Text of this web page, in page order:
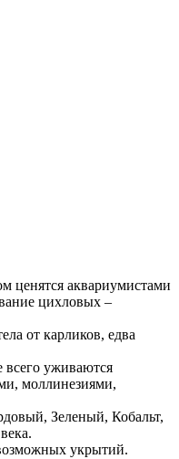
ценятся аквариумистами
цихловых –
от карликов, едва
всего уживаются
моллинезиями,
Зеленый, Кобальт,
укрытий.